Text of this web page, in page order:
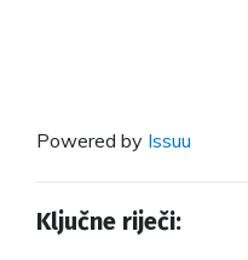
Powered by Issuu
Ključne riječi: